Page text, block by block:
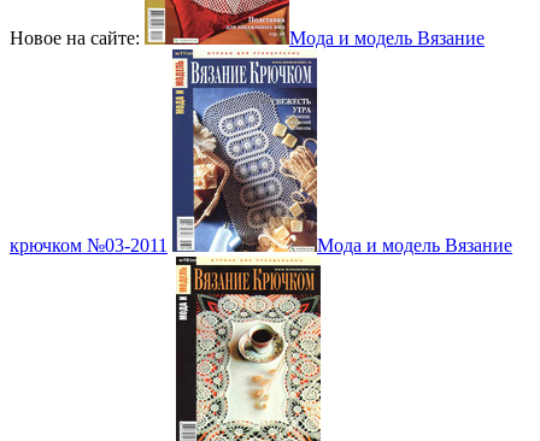
Новое на сайте: Мода и модель Вязание
крючком №03-2011 Мода и модель Вязание